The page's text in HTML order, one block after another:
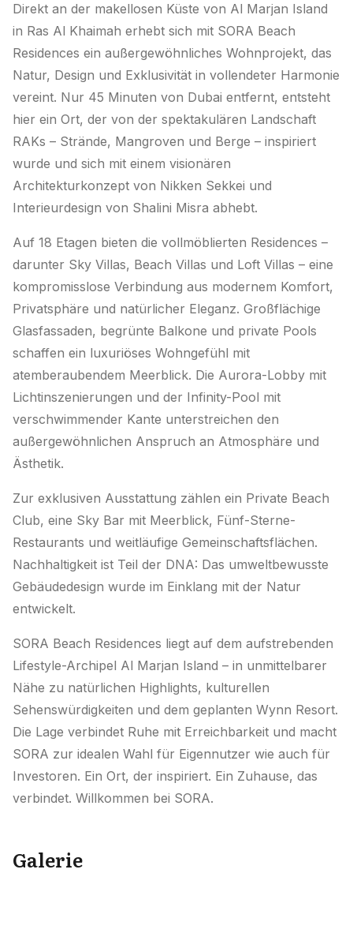
Direkt an der makellosen Küste von Al Marjan Island
in Ras Al Khaimah erhebt sich mit SORA Beach
Residences ein außergewöhnliches Wohnprojekt, das
Natur, Design und Exklusivität in vollendeter Harmonie
vereint. Nur 45 Minuten von Dubai entfernt, entsteht
hier ein Ort, der von der spektakulären Landschaft
RAKs – Strände, Mangroven und Berge – inspiriert
wurde und sich mit einem visionären
Architekturkonzept von Nikken Sekkei und
Interieurdesign von Shalini Misra abhebt.
Auf 18 Etagen bieten die vollmöblierten Residences –
darunter Sky Villas, Beach Villas und Loft Villas – eine
kompromisslose Verbindung aus modernem Komfort,
Privatsphäre und natürlicher Eleganz. Großflächige
Glasfassaden, begrünte Balkone und private Pools
schaffen ein luxuriöses Wohngefühl mit
atemberaubendem Meerblick. Die Aurora-Lobby mit
Lichtinszenierungen und der Infinity-Pool mit
verschwimmender Kante unterstreichen den
außergewöhnlichen Anspruch an Atmosphäre und
Ästhetik.
Zur exklusiven Ausstattung zählen ein Private Beach
Club, eine Sky Bar mit Meerblick, Fünf-Sterne-
Restaurants und weitläufige Gemeinschaftsflächen.
Nachhaltigkeit ist Teil der DNA: Das umweltbewusste
Gebäudedesign wurde im Einklang mit der Natur
entwickelt.
SORA Beach Residences liegt auf dem aufstrebenden
Lifestyle-Archipel Al Marjan Island – in unmittelbarer
Nähe zu natürlichen Highlights, kulturellen
Sehenswürdigkeiten und dem geplanten Wynn Resort.
Die Lage verbindet Ruhe mit Erreichbarkeit und macht
SORA zur idealen Wahl für Eigennutzer wie auch für
Investoren. Ein Ort, der inspiriert. Ein Zuhause, das
verbindet. Willkommen bei SORA.
Galerie